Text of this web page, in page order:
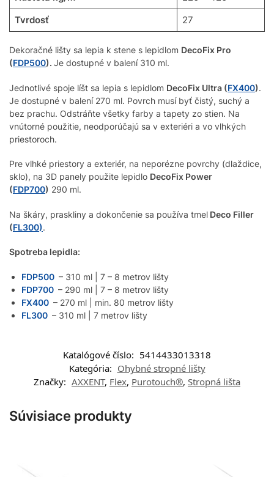
Tvrdosť
27
Dekoračné lišty sa lepia k stene s lepidlom DecoFix Pro
(FDP500). Je dostupné v balení 310 ml.
Jednotlivé spoje líšt sa lepia s lepidlom DecoFix Ultra (FX400).
Je dostupné v balení 270 ml. Povrch musí byť čistý, suchý a
bez prachu. Odstráňte všetky farby a tapety zo stien. Na
vnútorné použitie, neodporúčajú sa v exteriéri a vo vlhkých
priestoroch.
Pre vlhké priestory a exteriér, na neporézne povrchy (dlaždice,
sklo), na 3D panely použite lepidlo DecoFix Power
(FDP700) 290 ml.
Na škáry, praskliny a dokončenie sa používa tmel Deco Filler
(FL300).
Spotreba lepidla:
FDP500 – 310 ml | 7 – 8 metrov lišty
FDP700 – 290 ml | 7 – 8 metrov lišty
FX400 – 270 ml | min. 80 metrov lišty
FL300 – 310 ml | 7 metrov lišty
Katalógové číslo: 5414433013318
Kategória: Ohybné stropné lišty
Značky: AXXENT, Flex, Purotouch®, Stropná lišta
Súvisiace produkty